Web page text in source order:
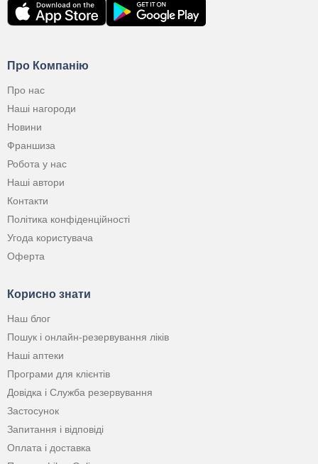
Про Компанію
Про нас
Наші нагороди
Новини
Франшиза
Робота у нас
Наші автори
Контакти
Політика конфіденційності
Угода користувача
Оферта
Корисно знати
Наш блог
Пошук і онлайн-резервування ліків
Наші аптеки
Програми для клієнтів
Довідка і Служба резервування
Застосунок
Запитання і відповіді
Оплата і доставка